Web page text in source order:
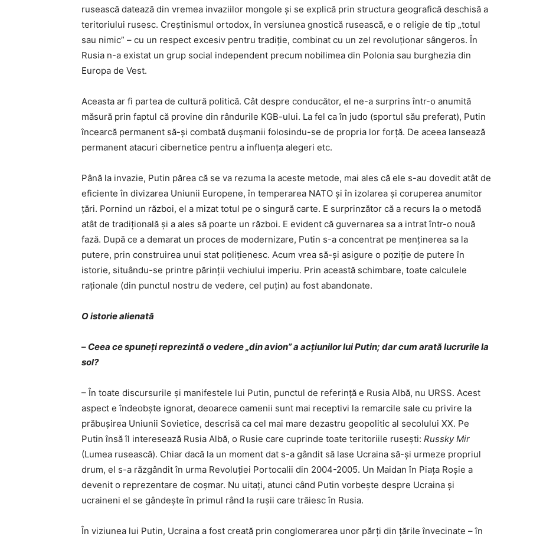
rusească datează din vremea invaziilor mongole și se explică prin structura geografică deschisă a
teritoriului rusesc. Creștinismul ortodox, în versiunea gnostică rusească, e o religie de tip „totul
sau nimic” – cu un respect excesiv pentru tradiție, combinat cu un zel revoluționar sângeros. În
Rusia n-a existat un grup social independent precum nobilimea din Polonia sau burghezia din
Europa de Vest.
Aceasta ar fi partea de cultură politică. Cât despre conducător, el ne-a surprins într-o anumită
măsură prin faptul că provine din rândurile KGB-ului. La fel ca în judo (sportul său preferat), Putin
încearcă permanent să-și combată dușmanii folosindu-se de propria lor forță. De aceea lansează
permanent atacuri cibernetice pentru a influența alegeri etc.
Până la invazie, Putin părea că se va rezuma la aceste metode, mai ales că ele s-au dovedit atât de
eficiente în divizarea Uniunii Europene, în temperarea NATO și în izolarea și coruperea anumitor
țări. Pornind un război, el a mizat totul pe o singură carte. E surprinzător că a recurs la o metodă
atât de tradițională și a ales să poarte un război. E evident că guvernarea sa a intrat într-o nouă
fază. După ce a demarat un proces de modernizare, Putin s-a concentrat pe menținerea sa la
putere, prin construirea unui stat polițienesc. Acum vrea să-și asigure o poziție de putere în
istorie, situându-se printre părinții vechiului imperiu. Prin această schimbare, toate calculele
raționale (din punctul nostru de vedere, cel puțin) au fost abandonate.
O istorie alienată
– Ceea ce spuneți reprezintă o vedere „din avion” a acțiunilor lui Putin; dar cum arată lucrurile la
sol?
– În toate discursurile și manifestele lui Putin, punctul de referință e Rusia Albă, nu URSS. Acest
aspect e îndeobște ignorat, deoarece oamenii sunt mai receptivi la remarcile sale cu privire la
prăbușirea Uniunii Sovietice, descrisă ca cel mai mare dezastru geopolitic al secolului XX. Pe
Putin însă îl interesează Rusia Albă, o Rusie care cuprinde toate teritoriile rusești: Russky Mir
(Lumea rusească). Chiar dacă la un moment dat s-a gândit să lase Ucraina să-și urmeze propriul
drum, el s-a răzgândit în urma Revoluției Portocalii din 2004-2005. Un Maidan în Piața Roșie a
devenit o reprezentare de coșmar. Nu uitați, atunci când Putin vorbește despre Ucraina și
ucraineni el se gândește în primul rând la rușii care trăiesc în Rusia.
În viziunea lui Putin, Ucraina a fost creată prin conglomerarea unor părți din țările învecinate – în